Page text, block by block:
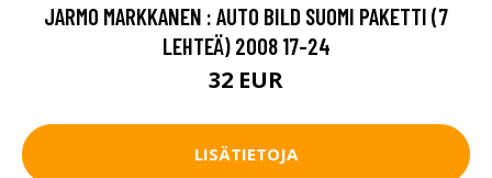
JARMO MARKKANEN : AUTO BILD SUOMI PAKETTI (7
LEHTEÄ) 2008 17-24
32 EUR
LISÄTIETOJA